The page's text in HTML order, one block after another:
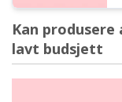
Kan
lavt budsjett